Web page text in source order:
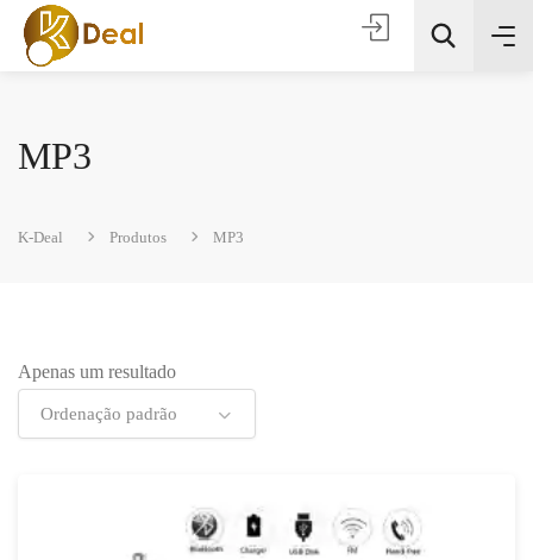
MP3
K-Deal Produtos MP3
Apenas um resultado
Ordenação padrão